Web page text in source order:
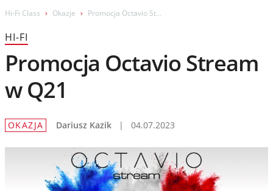
Hi-Fi Class Okazje Promocja Octavio Stream w Q21
HI-FI
Promocja Octavio Stream
w Q21
OKAZJA Dariusz Kazik | 04.07.2023